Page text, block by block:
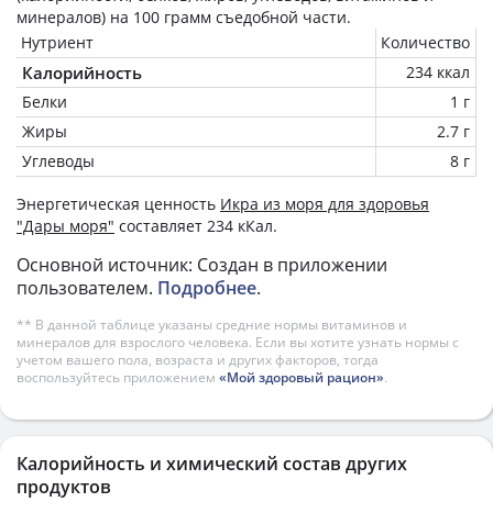
минералов) на 100 грамм съедобной части.
Нутриент
Количество
Калорийность
234 ккал
Белки
1 г
Жиры
2.7 г
Углеводы
8 г
Энергетическая ценность Икра из моря для здоровья
"Дары моря" составляет 234 кКал.
Основной источник: Создан в приложении
пользователем. Подробнее.
** В данной таблице указаны средние нормы витаминов и
минералов для взрослого человека. Если вы хотите узнать нормы с
учетом вашего пола, возраста и других факторов, тогда
воспользуйтесь приложением «Мой здоровый рацион».
Калорийность и химический состав других
продуктов